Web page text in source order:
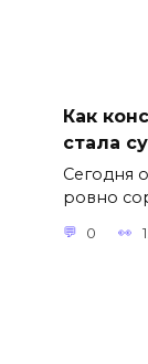
Как
стала
Сегодня
ровно
0